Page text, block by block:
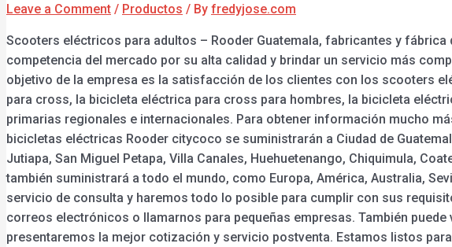
Leave a Comment / Productos / By fredyjose.com
Scooters eléctricos para adultos – Rooder Guatemala, fabricantes y
competencia del mercado por su alta calidad y brindar un servicio más
objetivo de la empresa es la satisfacción de los clientes con los scooters
para cross, la bicicleta eléctrica para cross para hombres, la bicicleta
primarias regionales e internacionales. Para obtener información mucho
bicicletas eléctricas Rooder citycoco se suministrarán a Ciudad de
Jutiapa, San Miguel Petapa, Villa Canales, Huehuetenango, Chiquimula,
también suministrará a todo el mundo, como Europa, América, Australia,
servicio de consulta y haremos todo lo posible para cumplir con sus
correos electrónicos o llamarnos para pequeñas empresas. También
presentaremos la mejor cotización y servicio postventa. Estamos listos